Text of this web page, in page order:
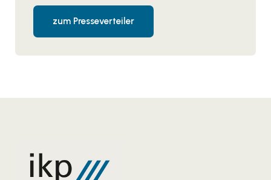
zum Presseverteiler